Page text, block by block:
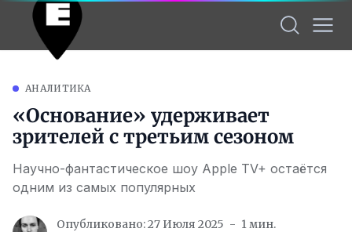
АНАЛИТИКА
«Основание» удерживает
зрителей с третьим сезоном
Научно-фантастическое шоу Apple TV+ остаётся
одним из самых популярных
Опубликовано: 27 Июля 2025
1 мин.